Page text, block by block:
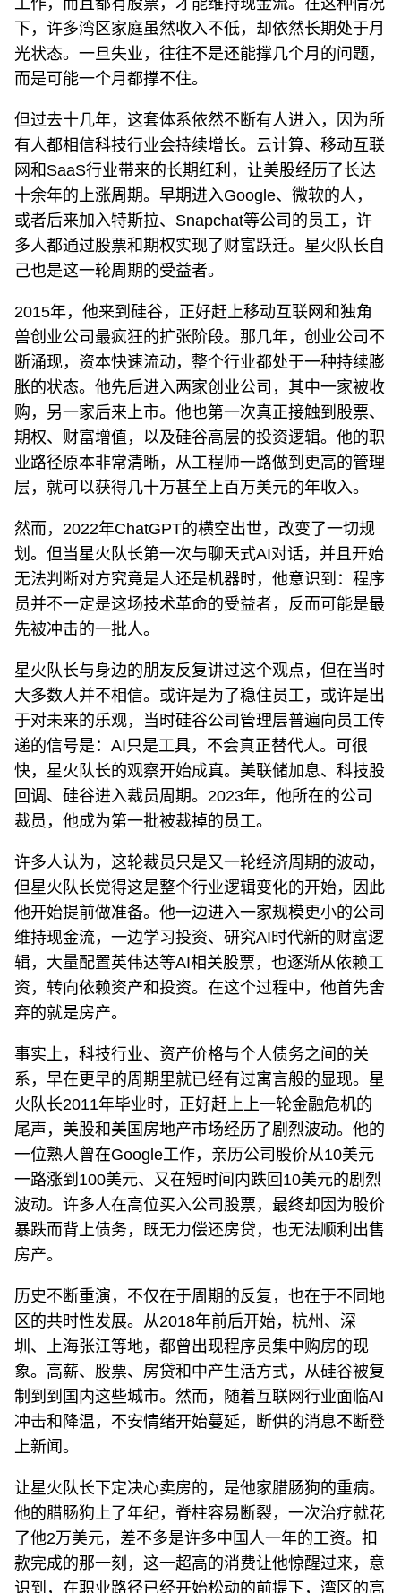
工作，而且都有股票，才能维持现金流。在这种情况
下，许多湾区家庭虽然收入不低，却依然长期处于月
光状态。一旦失业，往往不是还能撑几个月的问题，
而是可能一个月都撑不住。
但过去十几年，这套体系依然不断有人进入，因为所
有人都相信科技行业会持续增长。云计算、移动互联
网和SaaS行业带来的长期红利，让美股经历了长达
十余年的上涨周期。早期进入Google、微软的人，
或者后来加入特斯拉、Snapchat等公司的员工，许
多人都通过股票和期权实现了财富跃迁。星火队长自
己也是这一轮周期的受益者。
2015年，他来到硅谷，正好赶上移动互联网和独角
兽创业公司最疯狂的扩张阶段。那几年，创业公司不
断涌现，资本快速流动，整个行业都处于一种持续膨
胀的状态。他先后进入两家创业公司，其中一家被收
购，另一家后来上市。他也第一次真正接触到股票、
期权、财富增值，以及硅谷高层的投资逻辑。他的职
业路径原本非常清晰，从工程师一路做到更高的管理
层，就可以获得几十万甚至上百万美元的年收入。
然而，2022年ChatGPT的横空出世，改变了一切规
划。但当星火队长第一次与聊天式AI对话，并且开始
无法判断对方究竟是人还是机器时，他意识到：程序
员并不一定是这场技术革命的受益者，反而可能是最
先被冲击的一批人。
星火队长与身边的朋友反复讲过这个观点，但在当时
大多数人并不相信。或许是为了稳住员工，或许是出
于对未来的乐观，当时硅谷公司管理层普遍向员工传
递的信号是：AI只是工具，不会真正替代人。可很
快，星火队长的观察开始成真。美联储加息、科技股
回调、硅谷进入裁员周期。2023年，他所在的公司
裁员，他成为第一批被裁掉的员工。
许多人认为，这轮裁员只是又一轮经济周期的波动，
但星火队长觉得这是整个行业逻辑变化的开始，因此
他开始提前做准备。他一边进入一家规模更小的公司
维持现金流，一边学习投资、研究AI时代新的财富逻
辑，大量配置英伟达等AI相关股票，也逐渐从依赖工
资，转向依赖资产和投资。在这个过程中，他首先舍
弃的就是房产。
事实上，科技行业、资产价格与个人债务之间的关
系，早在更早的周期里就已经有过寓言般的显现。星
火队长2011年毕业时，正好赶上上一轮金融危机的
尾声，美股和美国房地产市场经历了剧烈波动。他的
一位熟人曾在Google工作，亲历公司股价从10美元
一路涨到100美元、又在短时间内跌回10美元的剧烈
波动。许多人在高位买入公司股票，最终却因为股价
暴跌而背上债务，既无力偿还房贷，也无法顺利出售
房产。
历史不断重演，不仅在于周期的反复，也在于不同地
区的共时性发展。从2018年前后开始，杭州、深
圳、上海张江等地，都曾出现程序员集中购房的现
象。高薪、股票、房贷和中产生活方式，从硅谷被复
制到到国内这些城市。然而，随着互联网行业面临AI
冲击和降温，不安情绪开始蔓延，断供的消息不断登
上新闻。
让星火队长下定决心卖房的，是他家腊肠狗的重病。
他的腊肠狗上了年纪，脊柱容易断裂，一次治疗就花
了他2万美元，差不多是许多中国人一年的工资。扣
款完成的那一刻，这一超高的消费让他惊醒过来，意
识到，在职业路径已经开始松动的前提下，湾区的高